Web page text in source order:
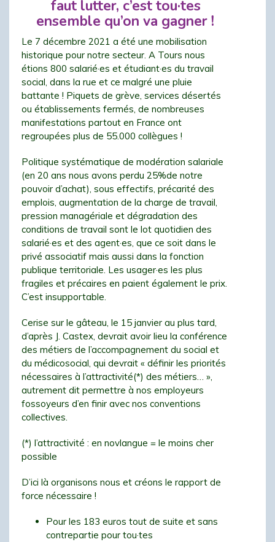
faut lutter, c’est tou·tes
ensemble qu’on va gagner !
Le 7 décembre 2021 a été une mobilisation
historique pour notre secteur. A Tours nous
étions 800 salarié·es et étudiant·es du travail
social, dans la rue et ce malgré une pluie
battante ! Piquets de grève, services désertés
ou établissements fermés, de nombreuses
manifestations partout en France ont
regroupées plus de 55.000 collègues !
Politique systématique de modération salariale
(en 20 ans nous avons perdu 25%de notre
pouvoir d’achat), sous effectifs, précarité des
emplois, augmentation de la charge de travail,
pression managériale et dégradation des
conditions de travail sont le lot quotidien des
salarié·es et des agent·es, que ce soit dans le
privé associatif mais aussi dans la fonction
publique territoriale. Les usager·es les plus
fragiles et précaires en paient également le prix.
C’est insupportable.
Cerise sur le gâteau, le 15 janvier au plus tard,
d’après J. Castex, devrait avoir lieu la conférence
des métiers de l’accompagnement du social et
du médicosocial, qui devrait « définir les priorités
nécessaires à l’attractivité(*) des métiers… »,
autrement dit permettre à nos employeurs
fossoyeurs d’en finir avec nos conventions
collectives.
(*) l’attractivité : en novlangue = le moins cher
possible
D’ici là organisons nous et créons le rapport de
force nécessaire !
Pour les 183 euros tout de suite et sans
contrepartie pour tou·tes